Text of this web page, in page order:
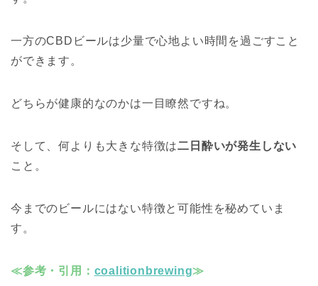
一方のCBDビールは少量で心地よい時間を過ごすこと
ができます。
どちらが健康的なのかは一目瞭然ですね。
そして、何よりも大きな特徴は二日酔いが発生しない
こと。
今までのビールにはない特徴と可能性を秘めていま
す。
≪参考・引用： coalitionbrewing≫